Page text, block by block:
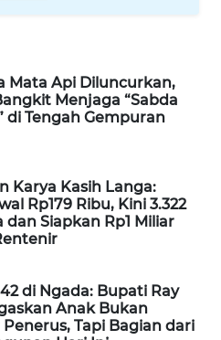
Mata Api Diluncurkan,
Menjaga “Sabda
di Tengah Gempuran
Karya Kasih Langa:
Rp179 Ribu, Kini 3.322
Siapkan Rp1 Miliar
di Ngada: Bupati Ray
Anak Bukan
Tapi Bagian dari